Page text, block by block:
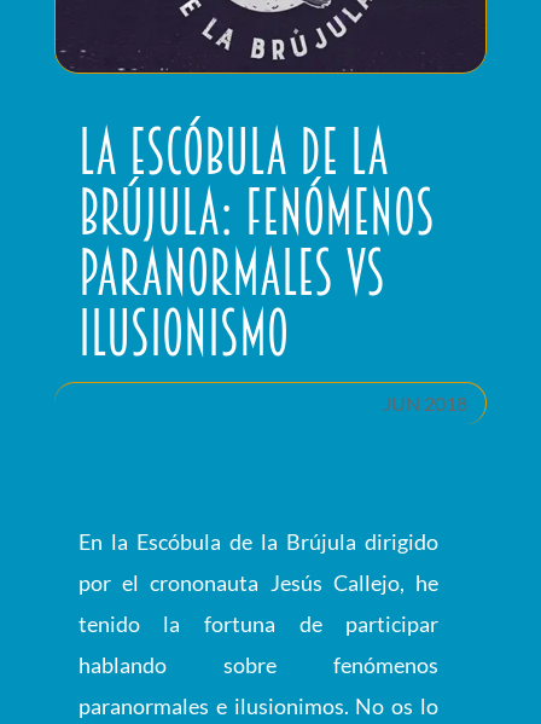
La Escóbula de la
Brújula: Fenómenos
paranormales vs
Ilusionismo
JUN 2018
En la Escóbula de la Brújula dirigido
por el crononauta Jesús Callejo, he
tenido la fortuna de participar
hablando sobre fenómenos
paranormales e ilusionimos. No os lo